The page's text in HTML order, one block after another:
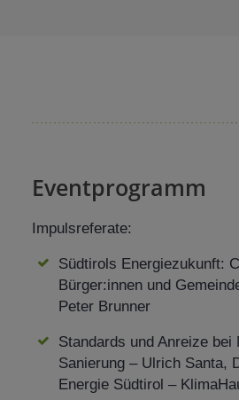
Eventprogramm
Impulsreferate:
Südtirols Energiezukunft:
Bürger:innen und
Peter Brunner
Standards und Anreize bei
Sanierung – Ulrich Santa,
Energie Südtirol –